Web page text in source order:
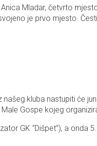
Mladar, četvrto
je prvo mjesto.
kluba nastupiti će
Gospe kojeg
GK “Dišpet”), a